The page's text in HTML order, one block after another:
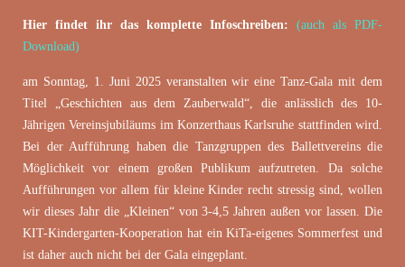
Hier findet ihr das komplette Infoschreiben:
(auch als PDF-
Download)
am Sonntag, 1. Juni 2025 veranstalten wir eine Tanz-Gala mit dem
Titel „Geschichten aus dem Zauberwald“, die anlässlich des 10-
Jährigen Vereinsjubiläums im Konzerthaus Karlsruhe stattfinden wird.
Bei der Aufführung haben die Tanzgruppen des Ballettvereins die
Möglichkeit vor einem großen Publikum aufzutreten. Da solche
Aufführungen vor allem für kleine Kinder recht stressig sind, wollen
wir dieses Jahr die „Kleinen“ von 3-4,5 Jahren außen vor lassen. Die
KIT-Kindergarten-Kooperation hat ein KiTa-eigenes Sommerfest und
ist daher auch nicht bei der Gala eingeplant.